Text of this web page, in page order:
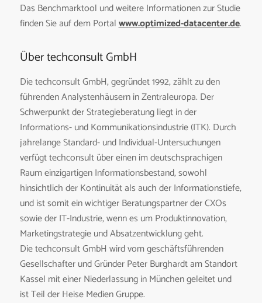
Das Benchmarktool und weitere Informationen zur Studie
finden Sie auf dem Portalwww.optimized-datacenter.de.
Über techconsult GmbH
Die techconsult GmbH, gegründet 1992, zählt zu den
führenden Analystenhäusern in Zentraleuropa. Der
Schwerpunkt der Strategieberatung liegt in der
Informations- und Kommunikationsindustrie (ITK). Durch
jahrelange Standard- und Individual-Untersuchungen
verfügt techconsult über einen im deutschsprachigen
Raum einzigartigen Informations­bestand, sowohl
hinsichtlich der Kontinuität als auch der Informationstiefe,
und ist somit ein wichtiger Beratungspartner der CXOs
sowie der IT-Industrie, wenn es um Produktinnovation,
Marketingstrategie und Absatzentwicklung geht.
Die techconsult GmbH wird vom geschäftsführenden
Gesellschafter und Gründer Peter Burghardt am Standort
Kassel mit einer Niederlassung in München geleitet und
ist Teil der Heise Medien Gruppe.